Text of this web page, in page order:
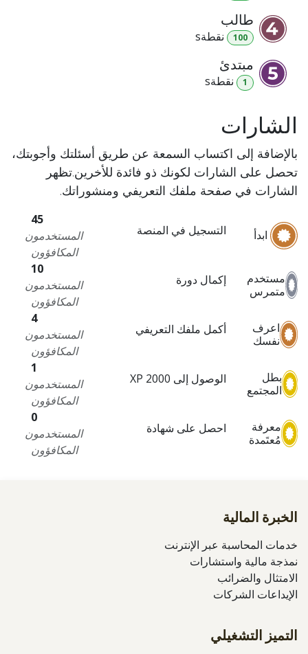
طالب
100 نقطةs
مبتدئ
1 نقطةs
الشارات
بالإضافة إلى اكتساب السمعة عن طريق أسئلتك وأجوبتك،
تحصل على الشارات لكونك ذو فائدة للأخرين.تظهر
الشارات في صفحة ملفك التعريفي ومنشوراتك.
ابدأ التسجيل في المنصة
45
المستخدمون
المكافؤون
مستخدم
متمرس
إكمال دورة
10
المستخدمون
المكافؤون
اعرف
نفسك
أكمل ملفك التعريفي
4
المستخدمون
المكافؤون
بطل
المجتمع
الوصول إلى 2000 XP
1
المستخدمون
المكافؤون
معرفة
مُعتَمدة
احصل على شهادة
0
المستخدمون
المكافؤون
الخبرة المالية
خدمات المحاسبة عبر الإنترنت
نمذجة مالية واستشارات
الامتثال والضرائب
الإيداعات الشركات
التميز التشغيلي